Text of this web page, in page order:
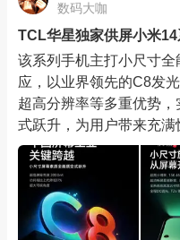
数码大咖
TCL华星独家供屏小米
该系列手机主打小尺寸
应，以业界领先的C8发
超高分辨率等多重优势
式跃升，为用户带来充满